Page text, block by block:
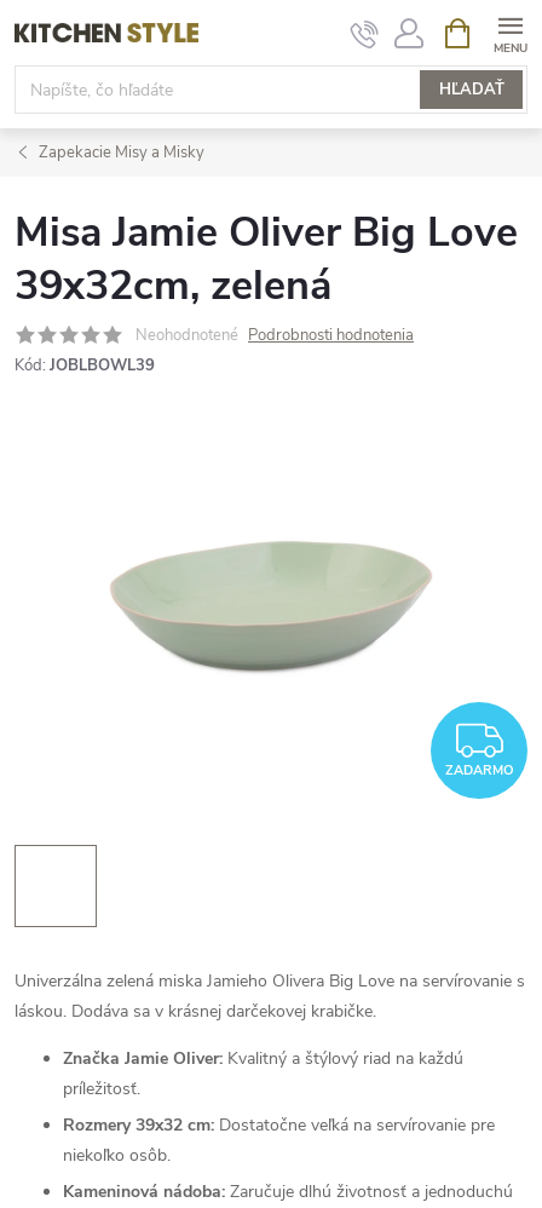
na
obsah
HĽADAŤ
KOŠÍK
Zapekacie Misy a Misky
Misa Jamie Oliver Big Love
39x32cm, zelená
Neohodnotené Podrobnosti hodnotenia
Kód: JOBLBOWL39
ZADARMO
Univerzálna zelená miska Jamieho Olivera Big Love na servírovanie s
láskou. Dodáva sa v krásnej darčekovej krabičke.
Značka Jamie Oliver: Kvalitný a štýlový riad na každú
príležitosť.
Rozmery 39x32 cm: Dostatočne veľká na servírovanie pre
niekoľko osôb.
Kameninová nádoba: Zaručuje dlhú životnosť a jednoduchú